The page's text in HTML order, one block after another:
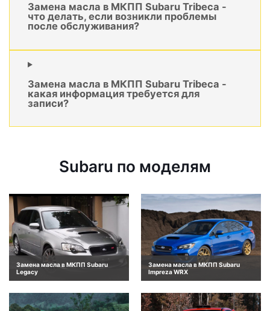
Замена масла в МКПП Subaru Tribeca -
что делать, если возникли проблемы
после обслуживания?
Замена масла в МКПП Subaru Tribeca -
какая информация требуется для
записи?
Subaru по моделям
Замена масла в МКПП Subaru
Legacy
Замена масла в МКПП Subaru
Impreza WRX